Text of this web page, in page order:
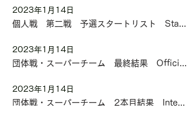
2023年1月14日
個人戦 第二戦 予選スタートリスト Start List Qualification
2023年1月14日
団体戦・スーパーチーム 最終結果 Official Results
2023年1月14日
団体戦・スーパーチーム 2本目結果 Intermediate Results 2nd Round